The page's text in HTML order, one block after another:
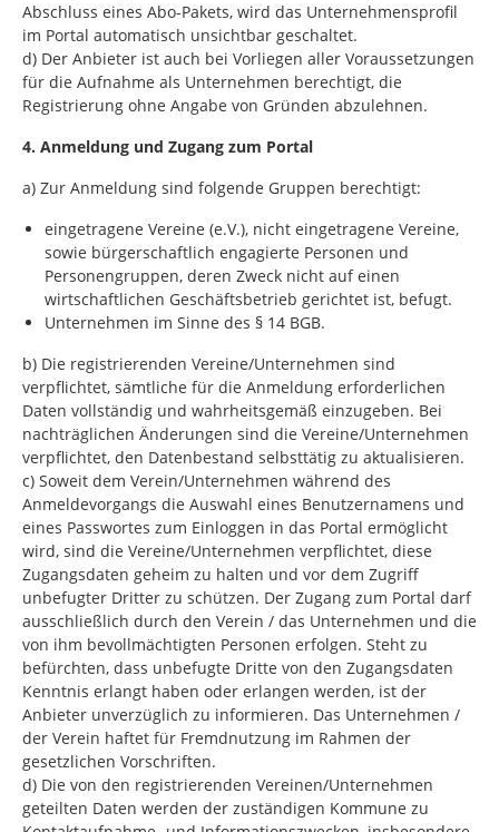
Abschluss eines Abo-Pakets, wird das Unternehmensprofil
im Portal automatisch unsichtbar geschaltet.
d) Der Anbieter ist auch bei Vorliegen aller Voraussetzungen
für die Aufnahme als Unternehmen berechtigt, die
Registrierung ohne Angabe von Gründen abzulehnen.
4. Anmeldung und Zugang zum Portal
a) Zur Anmeldung sind folgende Gruppen berechtigt:
eingetragene Vereine (e.V.), nicht eingetragene Vereine,
sowie bürgerschaftlich engagierte Personen und
Personengruppen, deren Zweck nicht auf einen
wirtschaftlichen Geschäftsbetrieb gerichtet ist, befugt.
Unternehmen im Sinne des § 14 BGB.
b) Die registrierenden Vereine/Unternehmen sind
verpflichtet, sämtliche für die Anmeldung erforderlichen
Daten vollständig und wahrheitsgemäß einzugeben. Bei
nachträglichen Änderungen sind die Vereine/Unternehmen
verpflichtet, den Datenbestand selbsttätig zu aktualisieren.
c) Soweit dem Verein/Unternehmen während des
Anmeldevorgangs die Auswahl eines Benutzernamens und
eines Passwortes zum Einloggen in das Portal ermöglicht
wird, sind die Vereine/Unternehmen verpflichtet, diese
Zugangsdaten geheim zu halten und vor dem Zugriff
unbefugter Dritter zu schützen. Der Zugang zum Portal darf
ausschließlich durch den Verein / das Unternehmen und die
von ihm bevollmächtigten Personen erfolgen. Steht zu
befürchten, dass unbefugte Dritte von den Zugangsdaten
Kenntnis erlangt haben oder erlangen werden, ist der
Anbieter unverzüglich zu informieren. Das Unternehmen /
der Verein haftet für Fremdnutzung im Rahmen der
gesetzlichen Vorschriften.
d) Die von den registrierenden Vereinen/Unternehmen
geteilten Daten werden der zuständigen Kommune zu